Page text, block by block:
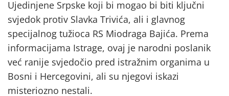
Ujedinjene Srpske koji bi mogao bi biti ključni
svjedok protiv Slavka Trivića, ali i glavnog
specijalnog tužioca RS Miodraga Bajića. Prema
informacijama Istrage, ovaj je narodni poslanik
već ranije svjedočio pred istražnim organima u
Bosni i Hercegovini, ali su njegovi iskazi
misteriozno nestali.